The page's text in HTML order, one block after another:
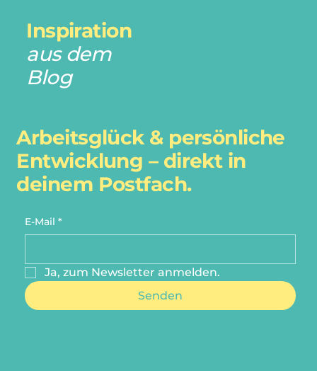
Inspiration
aus dem
Blog
Arbeitsglück & persönliche
Entwicklung – direkt in
deinem Postfach.
E-Mail *
Ja, zum Newsletter anmelden.
Senden